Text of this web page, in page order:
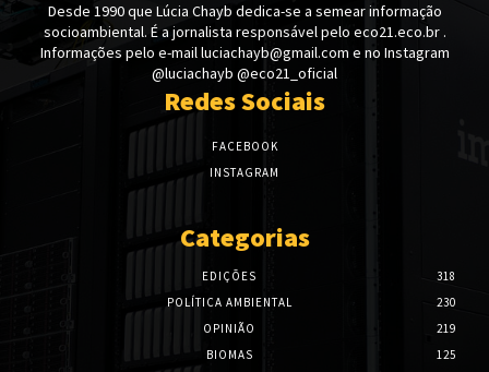
Desde 1990 que Lúcia Chayb dedica-se a semear informação
socioambiental. É a jornalista responsável pelo eco21.eco.br .
Informações pelo e-mail luciachayb@gmail.com e no Instagram
@luciachayb @eco21_oficial
Redes Sociais
FACEBOOK
INSTAGRAM
Categorias
EDIÇÕES
318
POLÍTICA AMBIENTAL
230
OPINIÃO
219
BIOMAS
125